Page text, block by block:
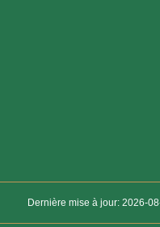
Dernière mise à jour: 2026-